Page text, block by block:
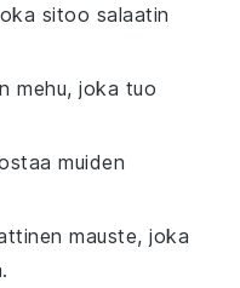
sitoo salaatin
mehu, joka tuo
muiden
mauste, joka